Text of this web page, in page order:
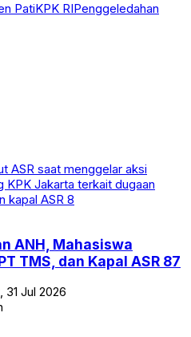
PatiKPK RIPenggeledahan
ANH, Mahasiswa
TMS, dan Kapal ASR 87
Jul 2026